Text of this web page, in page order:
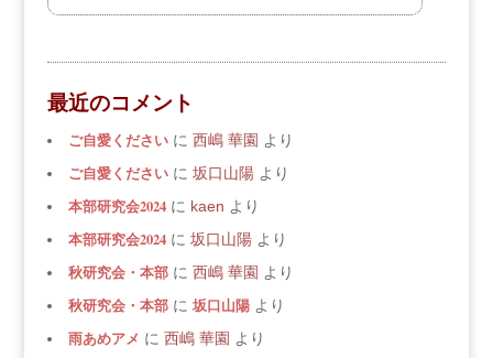
最近のコメント
ご自愛くださいに 西嶋 華園 より
ご自愛くださいに 坂口山陽より
本部研究会2024に kaen より
本部研究会2024に 坂口山陽より
秋研究会・本部に 西嶋 華園 より
秋研究会・本部に 坂口山陽より
雨あめアメ に 西嶋 華園 より